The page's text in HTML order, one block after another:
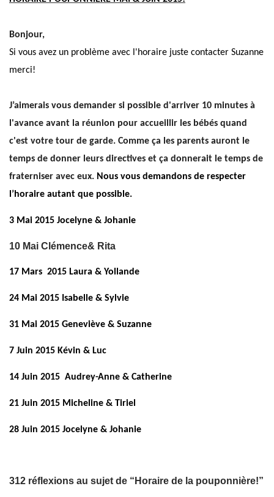
Bonjour,
Si vous avez un problème avec l'horaire juste contacter Suzanne
merci!
J’aimerais vous demander si possible d'arriver 10 minutes à
l'avance avant la réunion pour accueillir les bébés quand
c'est votre tour de garde. Comme ça les parents auront le
temps de donner leurs directives et ça donnerait le temps de
fraterniser avec eux. Nous vous demandons de respecter
l’horaire autant que possible.
3 Mai 2015 Jocelyne & Johanie
10 Mai Clémence& Rita
17 Mars 2015 Laura & Yollande
24 Mai 2015 Isabelle & Sylvie
31 Mai 2015 Geneviève & Suzanne
7 Juin 2015 Kévin & Luc
14 Juin 2015 Audrey-Anne & Catherine
21 Juin 2015 Micheline & Tiriel
28 Juin 2015 Jocelyne & Johanie
312 réflexions au sujet de “Horaire de la pouponnière!”